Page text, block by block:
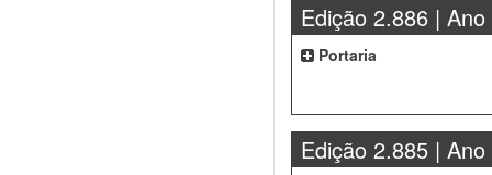
Edição 2.886 | Ano
Portaria
Edição 2.885 | Ano